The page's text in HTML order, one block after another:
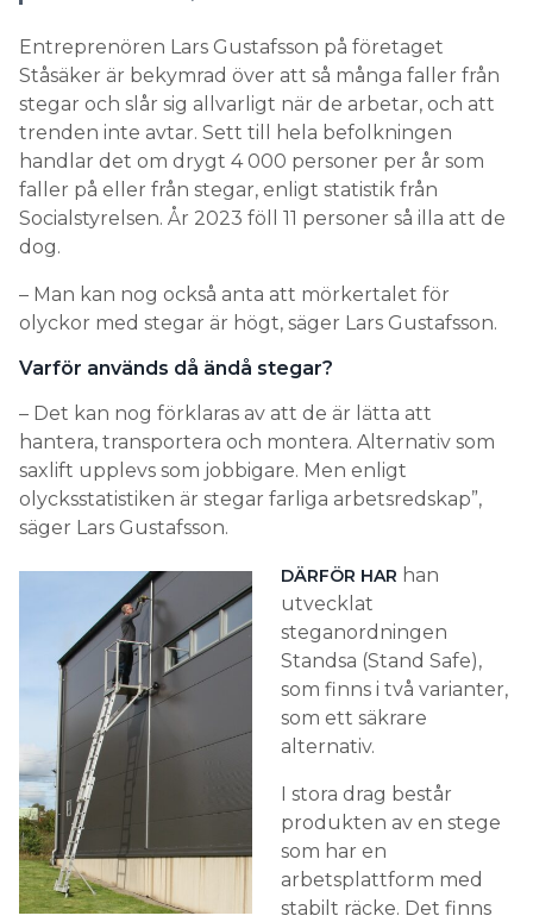
Entreprenören Lars Gustafsson på företaget
Ståsäker är bekymrad över att så många faller från
stegar och slår sig allvarligt när de arbetar, och att
trenden inte avtar. Sett till hela befolkningen
handlar det om drygt 4 000 personer per år som
faller på eller från stegar, enligt statistik från
Socialstyrelsen. År 2023 föll 11 personer så illa att de
dog.
– Man kan nog också anta att mörkertalet för
olyckor med stegar är högt, säger Lars Gustafsson.
Varför används då ändå stegar?
– Det kan nog förklaras av att de är lätta att
hantera, transportera och montera. Alternativ som
saxlift upplevs som jobbigare. Men enligt
olycksstatistiken är stegar farliga arbetsredskap”,
säger Lars Gustafsson.
DÄRFÖR HAR han
utvecklat
steganordningen
Standsa (Stand Safe),
som finns i två varianter,
som ett säkrare
alternativ.
I stora drag består
produkten av en stege
som har en
arbetsplattform med
stabilt räcke. Det finns